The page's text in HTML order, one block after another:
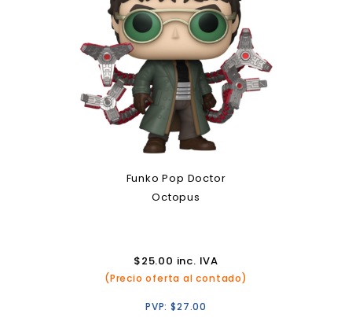
Funko Pop Doctor
Octopus
$25.00 inc. IVA
(Precio oferta al contado)
PVP:$27.00